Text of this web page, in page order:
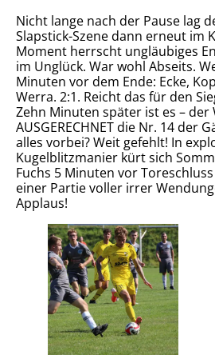
Nicht lange nach der Pause lag
Slapstick-Szene dann erneut im
Moment herrscht ungläubiges
im Unglück. War wohl Abseits.
Minuten vor dem Ende: Ecke,
Werra. 2:1. Reicht das für den
Zehn Minuten später ist es – der
AUSGERECHNET die Nr. 14 der
alles vorbei? Weit gefehlt! In
Kugelblitzmanier kürt sich
Fuchs 5 Minuten vor
einer Partie voller irrer
Applaus!